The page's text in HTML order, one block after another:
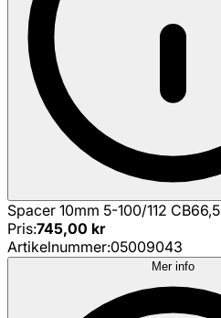
Spacer 10mm 5-100/112 CB66,5
Pris:745,00 kr
Artikelnummer:05009043
Mer info